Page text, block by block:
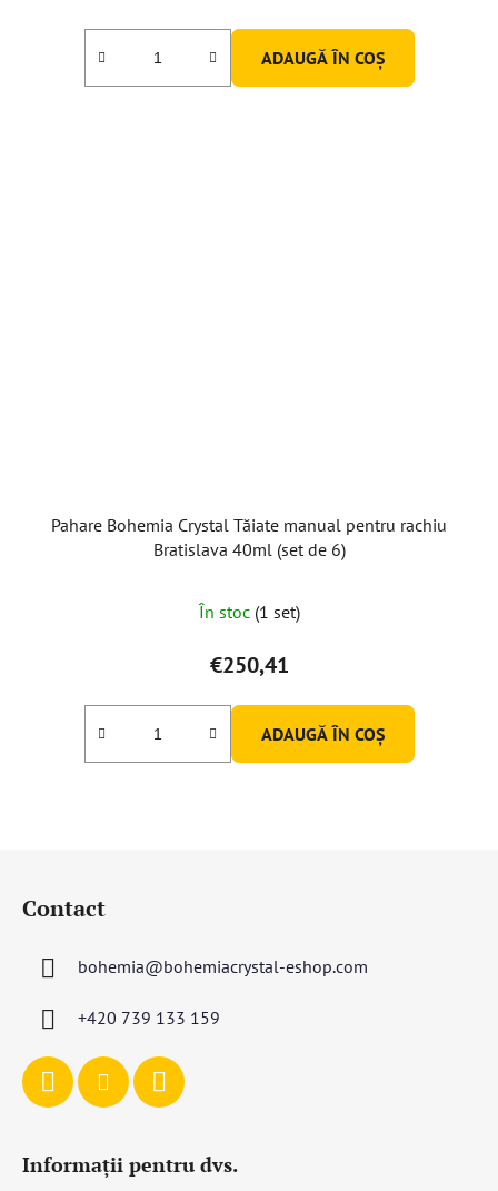
ADAUGĂ ÎN COŞ
Pahare Bohemia Crystal Tăiate manual pentru rachiu
Bratislava 40ml (set de 6)
În stoc (1 set)
€250,41
ADAUGĂ ÎN COŞ
Contact
bohemia@bohemiacrystal-eshop.com
+420 739 133 159
Informații pentru dvs.